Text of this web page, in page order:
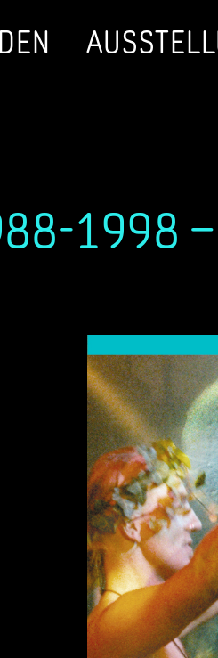
1998